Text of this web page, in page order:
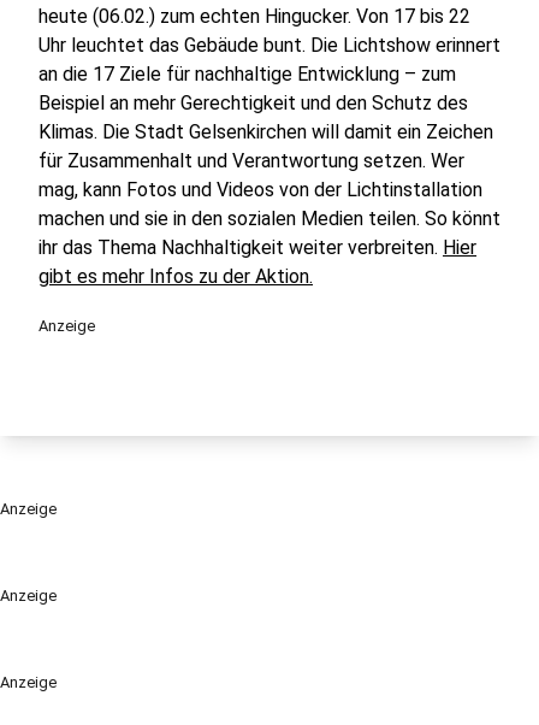
Anzeige
Anzeige
heute (06.02.) zum echten Hingucker. Von 17 bis 22
Uhr leuchtet das Gebäude bunt. Die Lichtshow erinnert
an die 17 Ziele für nachhaltige Entwicklung – zum
Beispiel an mehr Gerechtigkeit und den Schutz des
Klimas. Die Stadt Gelsenkirchen will damit ein Zeichen
für Zusammenhalt und Verantwortung setzen. Wer
mag, kann Fotos und Videos von der Lichtinstallation
machen und sie in den sozialen Medien teilen. So könnt
ihr das Thema Nachhaltigkeit weiter verbreiten. Hier
gibt es mehr Infos zu der Aktion.
Anzeige
Anzeige